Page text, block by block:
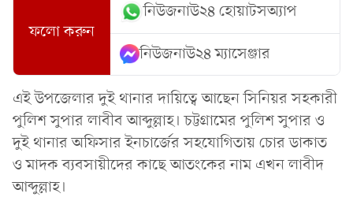
ফলো করুন
নিউজনাউ২৪ হোয়াটসঅ্যাপ
নিউজনাউ২৪ ম্যাসেঞ্জার
এই উপজেলার দুই থানার দায়িত্বে আছেন সিনিয়র সহকারী
পুলিশ সুপার লাবীব আব্দুল্লাহ। চট্টগ্রামের পুলিশ সুপার ও
দুই থানার অফিসার ইনচার্জের সহযোগিতায় চোর ডাকাত
ও মাদক ব্যবসায়ীদের কাছে আতংকের নাম এখন লাবীদ
আব্দুল্লাহ।